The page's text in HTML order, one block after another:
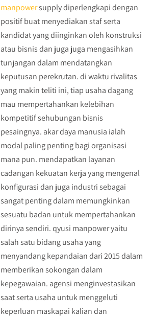
manpowersupply diperlengkapi dengan
positif buat menyediakan staf serta
kandidat yang diinginkan oleh konstruksi
atau bisnis dan juga juga mengasihkan
tunjangan dalam mendatangkan
keputusan perekrutan. di waktu rivalitas
yang makin teliti ini, tiap usaha dagang
mau mempertahankan kelebihan
kompetitif sehubungan bisnis
pesaingnya. akar daya manusia ialah
modal paling penting bagi organisasi
mana pun. mendapatkan layanan
cadangan kekuatan kerja yang mengenal
konfigurasi dan juga industri sebagai
sangat penting dalam memungkinkan
sesuatu badan untuk mempertahankan
dirinya sendiri. qyusi manpower yaitu
salah satu bidang usaha yang
menyandang kepandaian dari 2015 dalam
memberikan sokongan dalam
kepegawaian. agensi menginvestasikan
saat serta usaha untuk menggeluti
keperluan maskapai kalian dan